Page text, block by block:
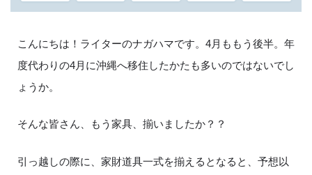
こんにちは！ライターのナガハマです。4月ももう後半。年
度代わりの4月に沖縄へ移住したかたも多いのではないでし
ょうか。
そんな皆さん、もう家具、揃いましたか？？
引っ越しの際に、家財道具一式を揃えるとなると、予想以